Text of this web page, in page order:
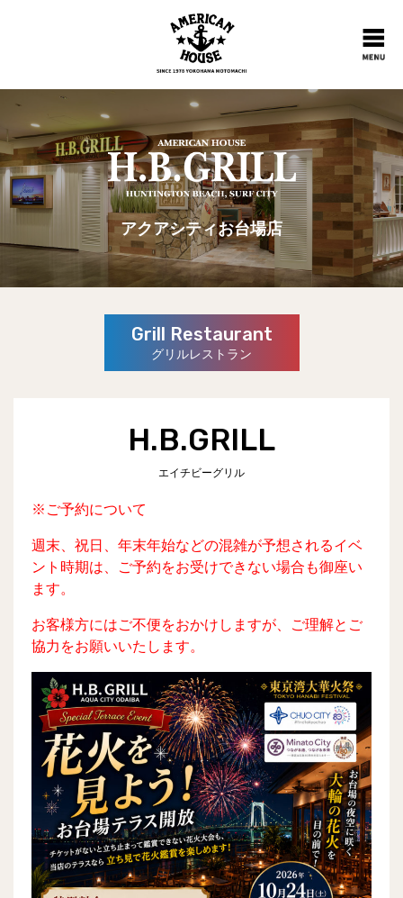
アクアシティお台場店
Grill Restaurant
グリルレストラン
H.B.GRILL
エイチビーグリル
※ご予約について
週末、祝日、年末年始などの混雑が予想されるイベ
ント時期は、ご予約をお受けできない場合も御座い
ます。
お客様方にはご不便をおかけしますが、ご理解とご
協力をお願いいたします。